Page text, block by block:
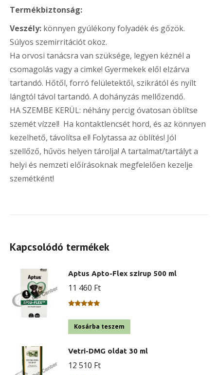
Termékbiztonság:
Veszély: könnyen gyúlékony folyadék és gőzök.
Súlyos szemirritációt okoz.
Ha orvosi tanácsra van szüksége, legyen kéznél a
csomagolás vagy a cimke! Gyermekek elől elzárva
tartandó. Hőtől, forró felületektől, szikrától és nyílt
lángtól távol tartandó. A dohányzás mellőzendő.
HA SZEMBE KERÜL: néhány percig óvatosan öblítse
szemét vízzel! Ha kontaktlencsét hord, és az könnyen
kezelhető, távolítsa el! Folytassa az öblítés! Jól
szellőző, hűvös helyen tárolja! A tartalmat/tartályt a
helyi és nemzeti előírásoknak megfelelően kezelje
szemétként!
Kapcsolódó termékek
Aptus Apto-Flex szirup 500 ml
11 460 Ft
5.00/ 5
Kosárba teszem
Vetri-DMG oldat 30 ml
12 510 Ft